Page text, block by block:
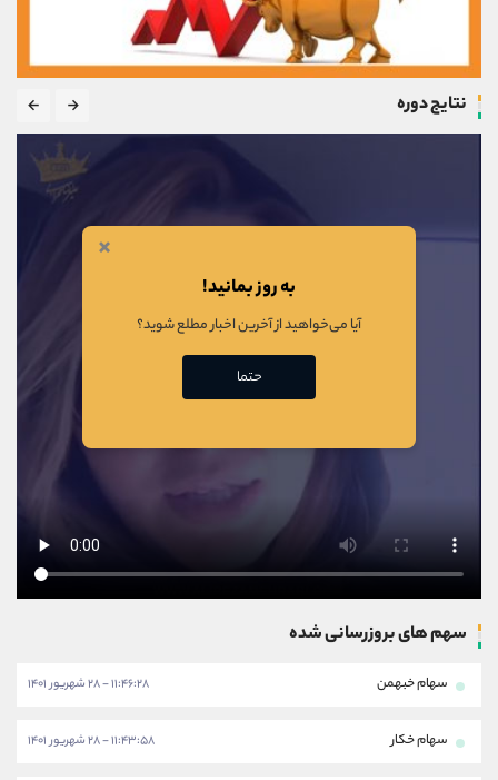
نتایج دوره
سهم های بروزرسانی شده
سهام خبهمن ۱۱:۴۶:۲۸ - ۲۸ شهریور ۱۴۰۱
سهام خکار ۱۱:۴۳:۵۸ - ۲۸ شهریور ۱۴۰۱
×
به روز بمانید!
آیا می‌خواهید از آخرین اخبار مطلع شوید؟
حتما